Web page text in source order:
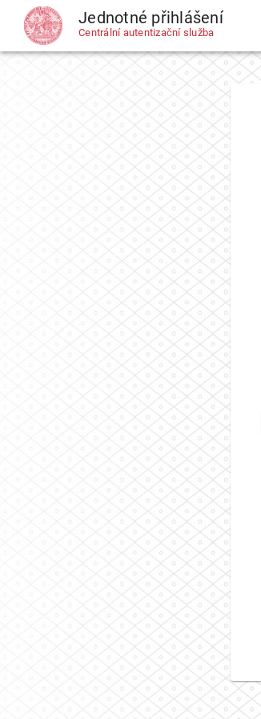
CAS Jednotné přihlášení
Centrální autentizační služba